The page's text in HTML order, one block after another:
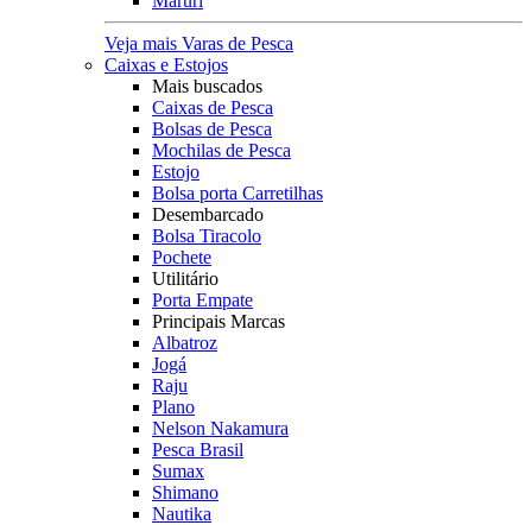
Veja mais Varas de Pesca
Caixas e Estojos
Mais buscados
Caixas de Pesca
Bolsas de Pesca
Mochilas de Pesca
Estojo
Bolsa porta Carretilhas
Desembarcado
Bolsa Tiracolo
Pochete
Utilitário
Porta Empate
Principais Marcas
Albatroz
Jogá
Raju
Plano
Nelson Nakamura
Pesca Brasil
Sumax
Shimano
Nautika